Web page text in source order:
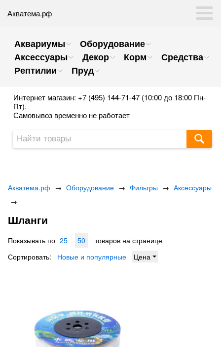
Акватема.рф
Аквариумы
Оборудование
Аксессуары
Декор Корм
Средства
Рептилии
Пруд
Интернет магазин: +7 (495) 144-71-47 (10:00 до 18:00 Пн-
Пт).
Самовывоз временно не работает
Акватема.рф → Оборудование → Фильтры → Аксессуары
→
Шланги
Показывать по 25 50
товаров на странице
Сортировать:
Новые и популярные Цена